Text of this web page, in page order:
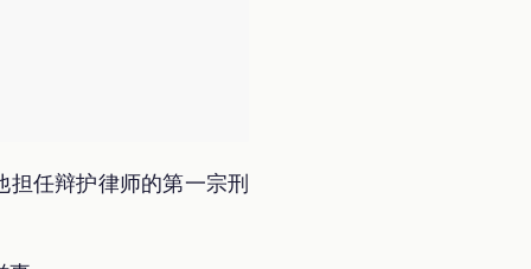
担任辩护律师的第一宗刑